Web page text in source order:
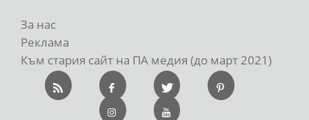
За нас
Реклама
Към стария сайт на ПА медия (до март 2021)